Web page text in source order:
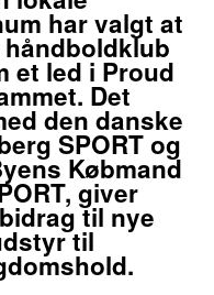
har valgt at
et led i Proud
Det
den danske
SPORT og
Købmand
giver
til nye
til